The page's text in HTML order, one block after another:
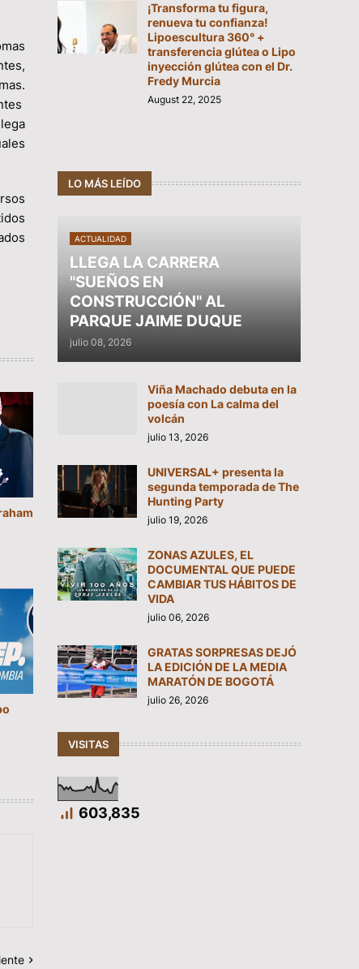
¡Transforma tu figura,
renueva tu confianza!
Lipoescultura 360° +
transferencia glútea o Lipo
inyección glútea con el Dr.
Fredy Murcia
August 22, 2025
LO MÁS LEÍDO
ACTUALIDAD
LLEGA LA CARRERA
"SUEÑOS EN
CONSTRUCCIÓN" AL
PARQUE JAIME DUQUE
julio 08, 2026
Viña Machado debuta en la
poesía con La calma del
volcán
julio 13, 2026
UNIVERSAL+ presenta la
segunda temporada de The
Hunting Party
julio 19, 2026
ZONAS AZULES, EL
DOCUMENTAL QUE PUEDE
CAMBIAR TUS HÁBITOS DE
VIDA
julio 06, 2026
GRATAS SORPRESAS DEJÓ
LA EDICIÓN DE LA MEDIA
MARATÓN DE BOGOTÁ
julio 26, 2026
VISITAS
603,835